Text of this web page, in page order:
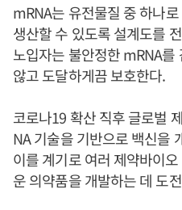
mRNA는 유전물질 중 하나
생산할 수 있도록 설계도를
노입자는 불안정한 mRNA를
않고 도달하게끔 보호한다.
코로나19 확산 직후 글로벌
NA 기술을 기반으로 백신을
이를 계기로 여러 제약바이
운 의약품을 개발하는 데 도